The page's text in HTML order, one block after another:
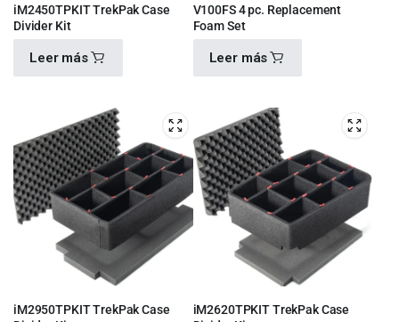
iM2450TPKIT TrekPak Case
Divider Kit
Leer más
V100FS 4 pc. Replacement
Foam Set
Leer más
iM2950TPKIT TrekPak Case
iM2620TPKIT TrekPak Case